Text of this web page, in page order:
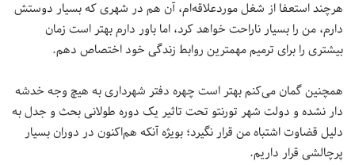
هرچند استعفا از شغل موردعلاقه‌ام، آن هم در شهری که بسیار دوستش
دارم، من را بسیار ناراحت خواهد کرد، اما باور دارم بهتر است زمان
بیشتری را برای ترمیم مهمترین روابط زندگی خود اختصاص دهم.
همچنین گمان می‌کنم بهتر است چهره دفتر شهرداری به هیچ وجه خدشه
دار نشده و دولت شهر تورنتو تحت تاثیر یک دوره طولانی بحث و جدل به
دلیل قضاوت اشتباه من قرار نگیرد؛ بویژه آنکه هم‌اکنون در دوران بسیار
پرچالشی قرار داریم.